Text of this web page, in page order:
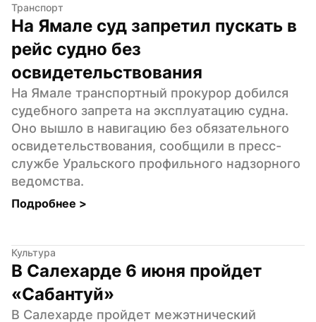
Транспорт
На Ямале суд запретил пускать в
рейс судно без
освидетельствования
На Ямале транспортный прокурор добился
судебного запрета на эксплуатацию судна.
Оно вышло в навигацию без обязательного
освидетельствования, сообщили в пресс-
службе Уральского профильного надзорного
ведомства.
Подробнее >
Культура
В Салехарде 6 июня пройдет
«Сабантуй»
В Салехарде пройдет межэтнический